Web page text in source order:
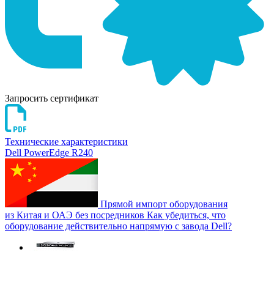
Запросить сертификат
Технические характеристики
Dell PowerEdge R240
Прямой импорт оборудования
из Китая и ОАЭ без посредников Как убедиться, что
оборудование действительно напрямую с завода Dell?